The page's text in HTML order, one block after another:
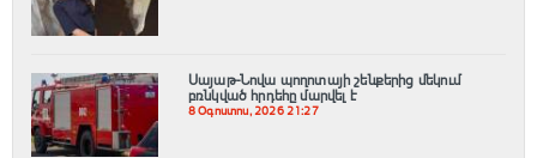
Սայաթ-Նովա պողոտայի շենքերից մեկում
բռնկված հրդեհը մարվել է
8 Օգոստոս, 2026 21:27